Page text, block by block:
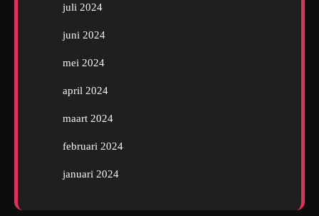
juli 2024
juni 2024
mei 2024
april 2024
maart 2024
februari 2024
januari 2024